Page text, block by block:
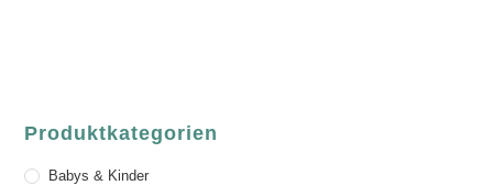
Produktkategorien
Babys & Kinder